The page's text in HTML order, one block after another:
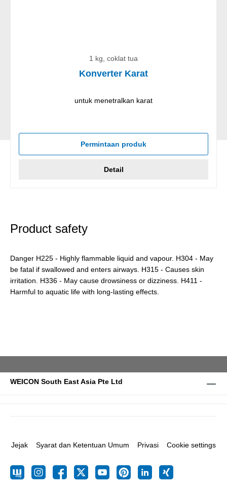
1 kg, coklat tua
Konverter Karat
untuk menetralkan karat
Permintaan produk
Detail
Product safety
Danger H225 - Highly flammable liquid and vapour. H304 - May
be fatal if swallowed and enters airways. H315 - Causes skin
irritation. H336 - May cause drowsiness or dizziness. H411 -
Harmful to aquatic life with long-lasting effects.
WEICON South East Asia Pte Ltd
Jejak Syarat dan Ketentuan Umum Privasi Cookie settings